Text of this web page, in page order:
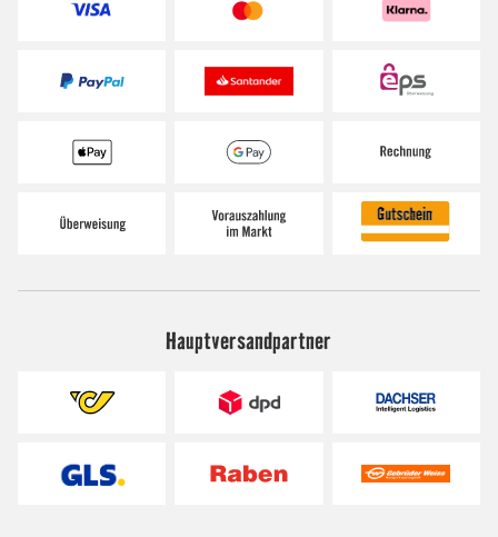
Hauptversandpartner